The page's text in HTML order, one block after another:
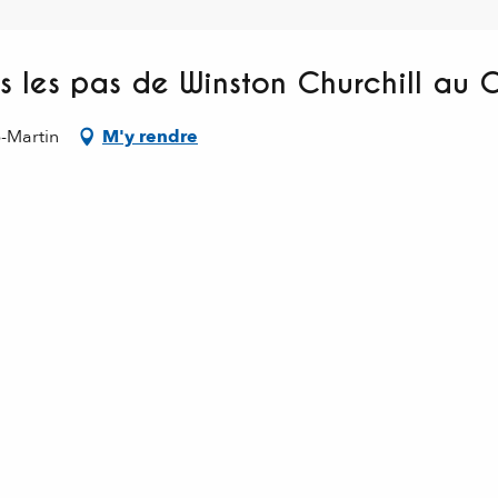
les pas de Winston Churchill au
Martin M'y rendre